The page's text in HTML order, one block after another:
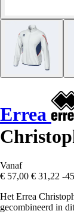
Errea
Vanaf
€ 57,00 € 31,22 -
Het Errea
gecombineerd in